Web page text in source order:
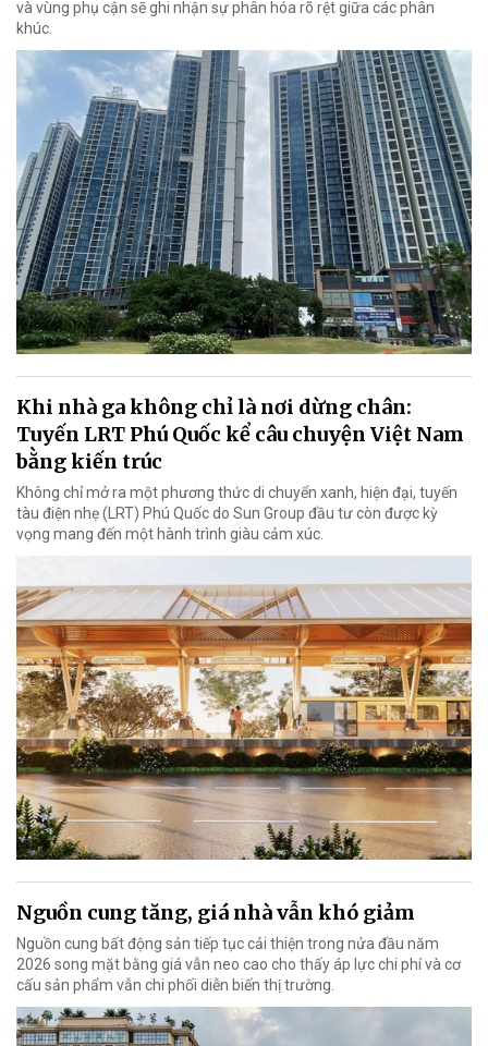
và vùng phụ cận sẽ ghi nhận sự phân hóa rõ rệt giữa các phân
khúc.
Khi nhà ga không chỉ là nơi dừng chân:
Tuyến LRT Phú Quốc kể câu chuyện Việt Nam
bằng kiến trúc
Không chỉ mở ra một phương thức di chuyển xanh, hiện đại, tuyến
tàu điện nhẹ (LRT) Phú Quốc do Sun Group đầu tư còn được kỳ
vọng mang đến một hành trình giàu cảm xúc.
Nguồn cung tăng, giá nhà vẫn khó giảm
Nguồn cung bất động sản tiếp tục cải thiện trong nửa đầu năm
2026 song mặt bằng giá vẫn neo cao cho thấy áp lực chi phí và cơ
cấu sản phẩm vẫn chi phối diễn biến thị trường.